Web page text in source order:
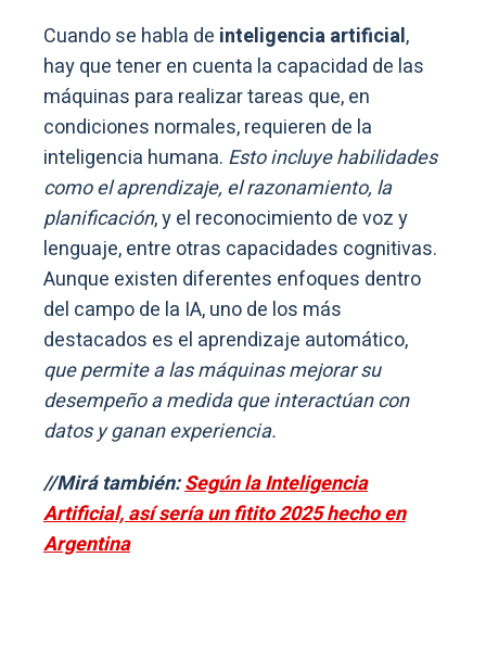
Cuando se habla de inteligencia artificial,
hay que tener en cuenta la capacidad de las
máquinas para realizar tareas que, en
condiciones normales, requieren de la
inteligencia humana. Esto incluye habilidades
como el aprendizaje, el razonamiento, la
planificación, y el reconocimiento de voz y
lenguaje, entre otras capacidades cognitivas.
Aunque existen diferentes enfoques dentro
del campo de la IA, uno de los más
destacados es el aprendizaje automático,
que permite a las máquinas mejorar su
desempeño a medida que interactúan con
datos y ganan experiencia.
//Mirá también:Según la Inteligencia
Artificial, así sería un fitito 2025 hecho en
Argentina